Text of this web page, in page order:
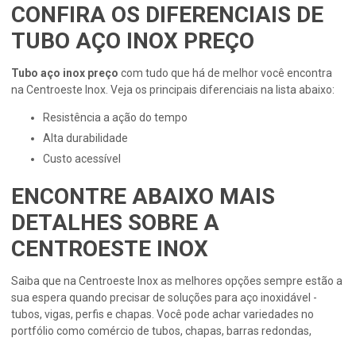
CONFIRA OS DIFERENCIAIS DE
TUBO AÇO INOX PREÇO
Tubo aço inox preço com tudo que há de melhor você encontra
na Centroeste Inox. Veja os principais diferenciais na lista abaixo:
resistência a ação do tempo
alta durabilidade
custo acessível
ENCONTRE ABAIXO MAIS
DETALHES SOBRE A
CENTROESTE INOX
Saiba que na Centroeste Inox as melhores opções sempre estão a
sua espera quando precisar de soluções para aço inoxidável -
tubos, vigas, perfis e chapas. Você pode achar variedades no
portfólio como comércio de tubos, chapas, barras redondas,